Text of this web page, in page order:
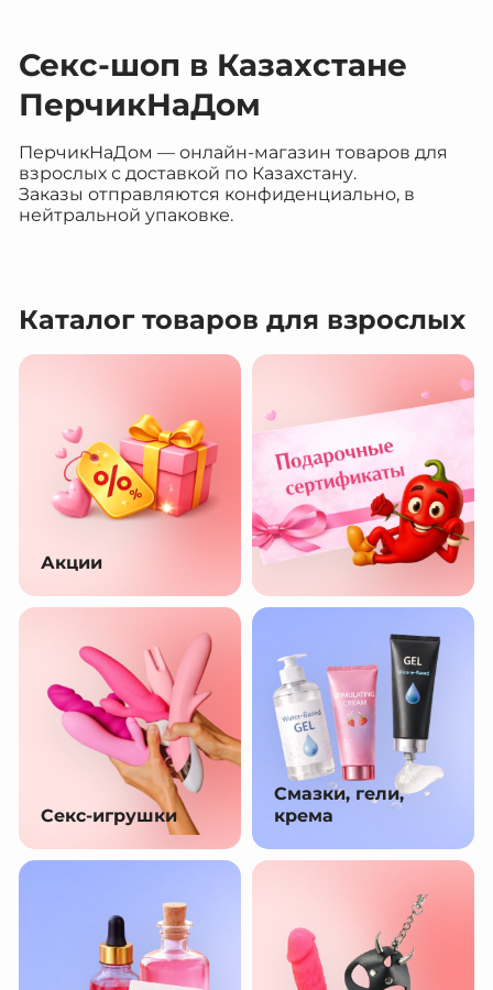
Секс-шоп в Казахстане
ПерчикНаДом
ПерчикНаДом — онлайн-магазин товаров для
взрослых с доставкой по Казахстану.
Заказы отправляются конфиденциально, в
нейтральной упаковке.
Каталог товаров для взрослых
Акции
Секс-игрушки
Смазки, гели,
крема